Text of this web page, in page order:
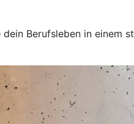
Berufsleben in einem